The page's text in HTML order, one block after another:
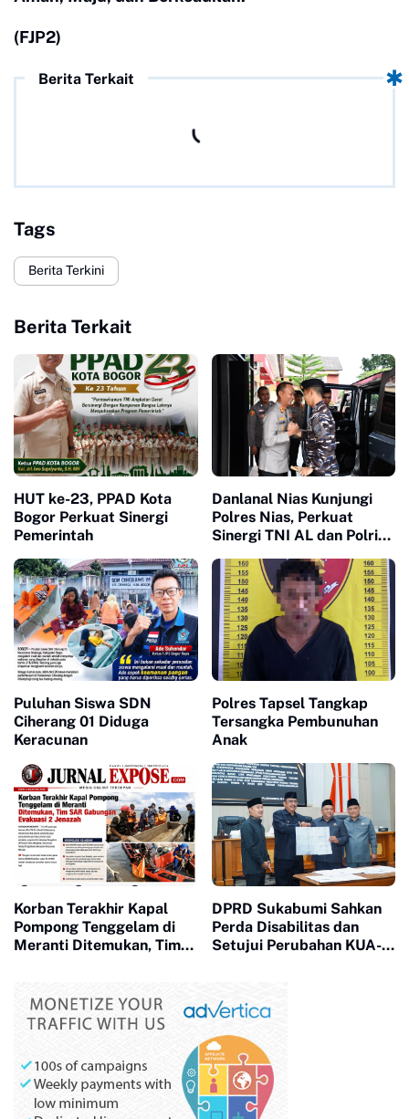
(FJP2)
Berita Terkait
Tags
Berita Terkini
Berita Terkait
HUT ke-23, PPAD Kota
Bogor Perkuat Sinergi
Pemerintah
Danlanal Nias Kunjungi
Polres Nias, Perkuat
Sinergi TNI AL dan Polri
Puluhan Siswa SDN
Ciherang 01 Diduga
Keracunan
Polres Tapsel Tangkap
Tersangka Pembunuhan
Anak
Korban Terakhir Kapal
Pompong Tenggelam di
Meranti Ditemukan, Tim
DPRD Sukabumi Sahkan
Perda Disabilitas dan
Setujui Perubahan KUA-